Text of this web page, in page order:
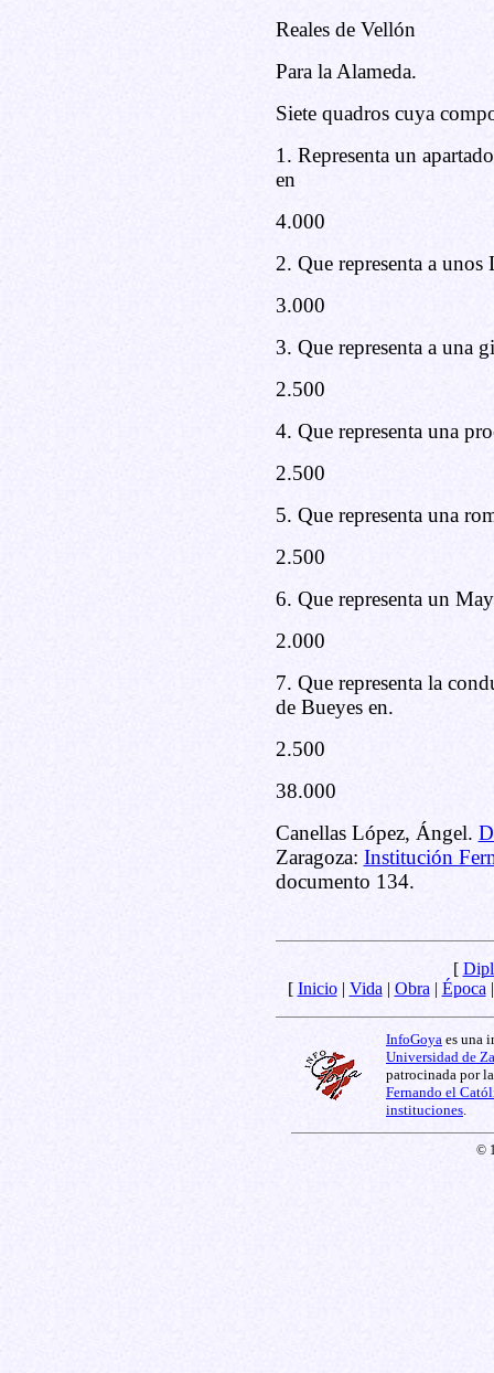
Reales de Vellón
Para la Alameda.
Siete quadros cuya
1. Representa un
en
4.000
2. Que representa a unos
3.000
3. Que representa a una
2.500
4. Que representa una
2.500
5. Que representa una
2.500
6. Que representa un
2.000
7. Que representa la
de Bueyes en.
2.500
38.000
Canellas López, Ángel.
Zaragoza: Institución
documento 134.
[
[ Inicio| Vida | Obra | Época
InfoGoya es una
Universidad de
patrocinada por
Fernando el
instituciones
©